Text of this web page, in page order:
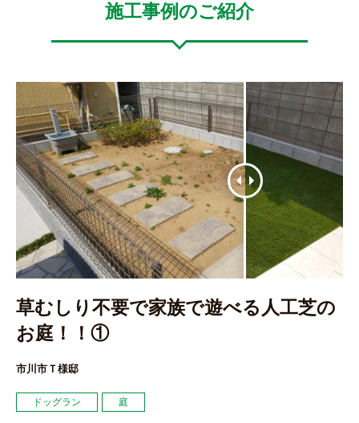
施工事例のご紹介
草むしり不要で家族で遊べる人工芝の
お庭！！①
市川市Ｔ様邸
ドッグラン 庭